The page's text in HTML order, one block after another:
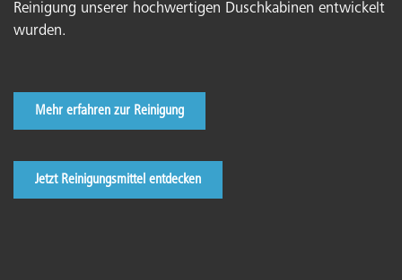
Reinigung unserer hochwertigen Duschkabinen entwickelt
wurden.
Mehr erfahren zur Reinigung
Jetzt Reinigungsmittel entdecken